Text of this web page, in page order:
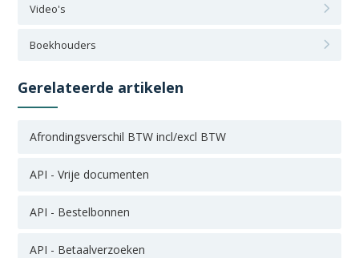
Video's
Boekhouders
Gerelateerde artikelen
Afrondingsverschil BTW incl/excl BTW
API - Vrije documenten
API - Bestelbonnen
API - Betaalverzoeken